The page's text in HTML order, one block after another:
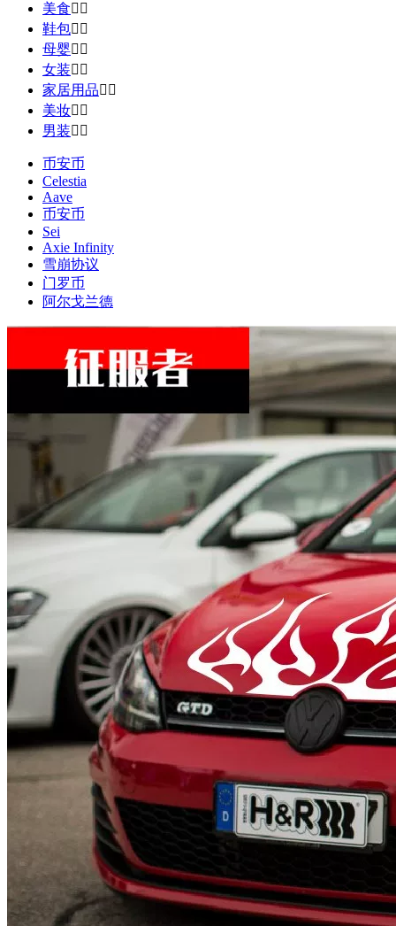
美食 
鞋包 
母婴 
女装 
家居用品 
美妆 
男装 
币安币
Celestia
Aave
币安币
Sei
Axie Infinity
雪崩协议
门罗币
阿尔戈兰德